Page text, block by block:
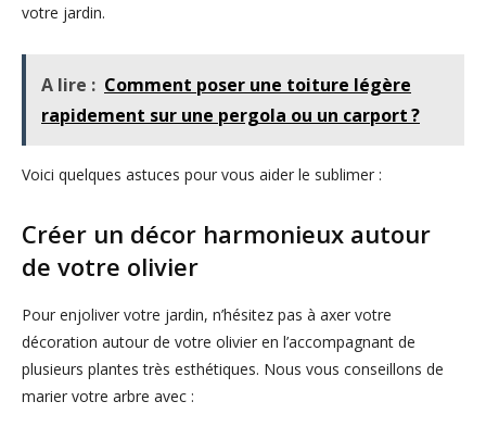
votre jardin.
A lire : Comment poser une toiture légère
rapidement sur une pergola ou un carport ?
Voici quelques astuces pour vous aider le sublimer :
Créer un décor harmonieux autour
de votre olivier
Pour enjoliver votre jardin, n’hésitez pas à axer votre
décoration autour de votre olivier en l’accompagnant de
plusieurs plantes très esthétiques. Nous vous conseillons de
marier votre arbre avec :